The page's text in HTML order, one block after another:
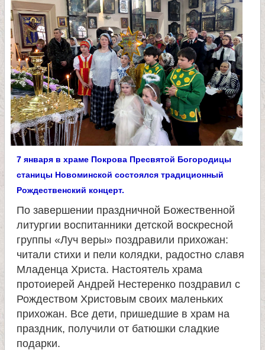
и
к
о
м
у
ч
е
н
и
к
7 января в храме Покрова Пресвятой Богородицы
станицы Новоминской состоялся традиционный
Рождественский концерт.
По завершении праздничной Божественной
литургии воспитанники детской воскресной
группы «Луч веры» поздравили прихожан:
читали стихи и пели колядки, радостно славя
Младенца Христа. Настоятель храма
протоиерей Андрей Нестеренко поздравил с
Рождеством Христовым своих маленьких
прихожан. Все дети, пришедшие в храм на
праздник, получили от батюшки сладкие
подарки.